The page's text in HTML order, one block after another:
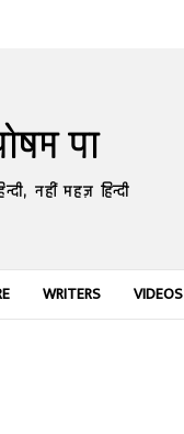
पा
नहीं महज़ हिन्दी
WRITERS VIDEOS